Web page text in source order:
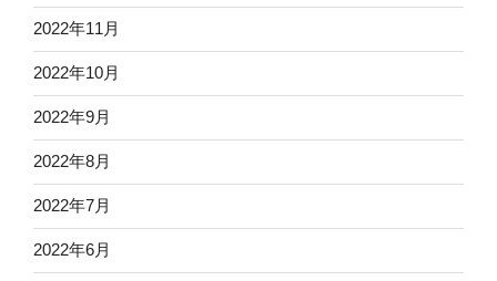
2022年11月
2022年10月
2022年9月
2022年8月
2022年7月
2022年6月